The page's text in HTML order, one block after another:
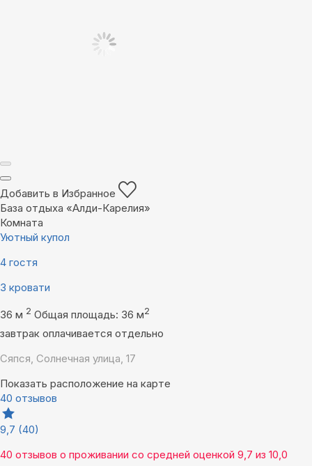
Добавить в Избранное
База отдыха «Алди-Карелия»
Комната
Уютный купол
4 гостя
3 кровати
36 м 2 Общая площадь: 36 м2
завтрак оплачивается отдельно
Сяпся, Солнечная улица, 17
Показать расположение на карте
40 отзывов
9,7 (40)
40 отзывов о проживании со средней оценкой 9,7 из 10,0